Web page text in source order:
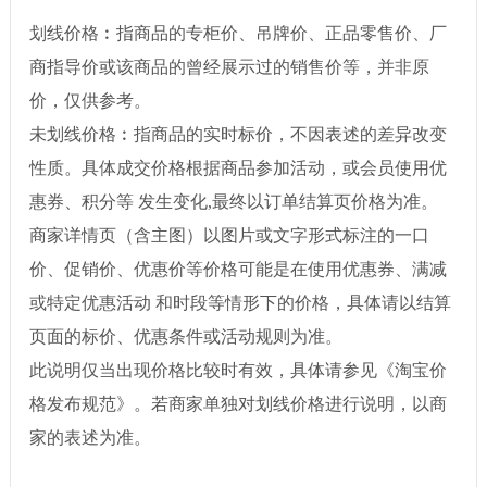
划线价格︰指商品的专柜价、吊牌价、正品零售价、厂
商指导价或该商品的曾经展示过的销售价等，并非原
价，仅供参考。
未划线价格︰指商品的实时标价，不因表述的差异改变
性质。具体成交价格根据商品参加活动，或会员使用优
惠券、积分等 发生变化,最终以订单结算页价格为准。
商家详情页（含主图）以图片或文字形式标注的一口
价、促销价、优惠价等价格可能是在使用优惠券、满减
或特定优惠活动 和时段等情形下的价格，具体请以结算
页面的标价、优惠条件或活动规则为准。
此说明仅当出现价格比较时有效，具体请参见《淘宝价
格发布规范》。若商家单独对划线价格进行说明，以商
家的表述为准。